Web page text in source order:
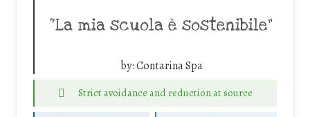
“La mia scuola è sostenibile”
by:Contarina Spa
Strict avoidance and reduction at source